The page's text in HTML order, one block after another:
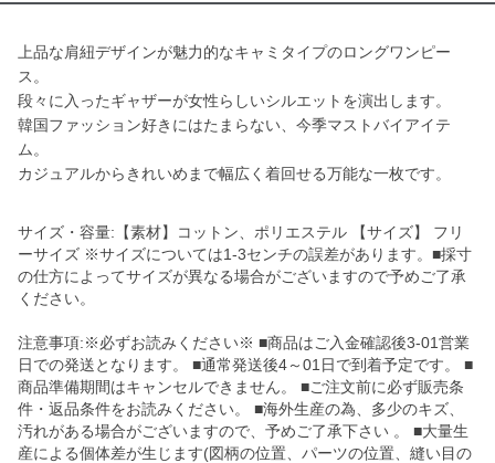
上品な肩紐デザインが魅力的なキャミタイプのロングワンピー
ス。
段々に入ったギャザーが女性らしいシルエットを演出します。
韓国ファッション好きにはたまらない、今季マストバイアイテ
ム。
カジュアルからきれいめまで幅広く着回せる万能な一枚です。
サイズ・容量:【素材】コットン、ポリエステル 【サイズ】 フリ
ーサイズ ※サイズについては1-3センチの誤差があります。■採寸
の仕方によってサイズが異なる場合がございますので予めご了承
ください。
注意事項:※必ずお読みください※ ■商品はご入金確認後3-01営業
日での発送となります。 ■通常発送後4～01日で到着予定です。 ■
商品準備期間はキャンセルできません。 ■ご注文前に必ず販売条
件・返品条件をお読みください。 ■海外生産の為、多少のキズ、
汚れがある場合がございますので、予めご了承下さい 。 ■大量生
産による個体差が生じます(図柄の位置、パーツの位置、縫い目の